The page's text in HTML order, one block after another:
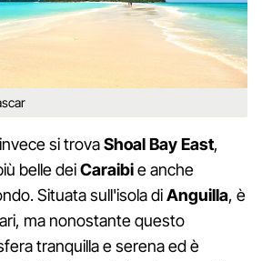
si trovaShoal Bay East,
belle deiCaraibie anche
Situata sull'isola diAnguilla, è
ma nonostante questo
tranquilla e serena ed è